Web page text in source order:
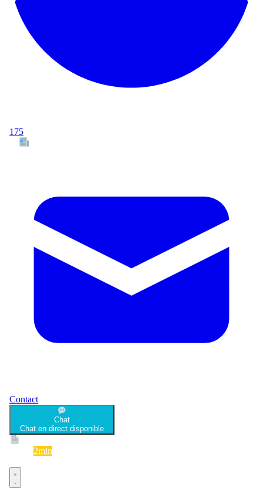
175
Contact
Chat
Chat en direct disponible
2min